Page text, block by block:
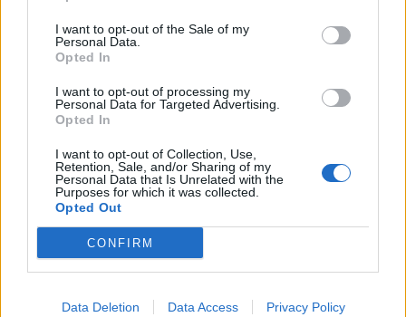
I want to opt-out of the Sale of my
Personal Data.
Opted In
I want to opt-out of processing my
Personal Data for Targeted Advertising.
Opted In
I want to opt-out of Collection, Use,
Retention, Sale, and/or Sharing of my
Personal Data that Is Unrelated with the
Purposes for which it was collected.
Opted Out
CONFIRM
Data Deletion Data Access Privacy Policy
2026. augusztus 08., szombat
Láthatatlanul apadnak Erdély
vízkészletei – hiába hoz özönvizet
egy nyári zivatar